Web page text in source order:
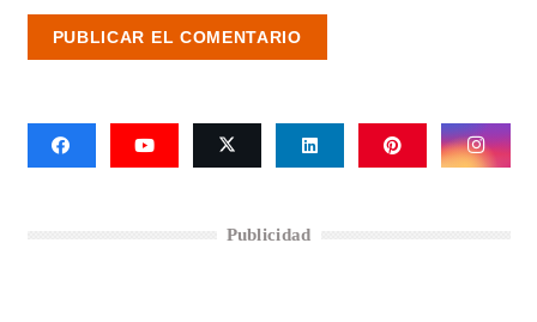
PUBLICAR EL COMENTARIO
Publicidad